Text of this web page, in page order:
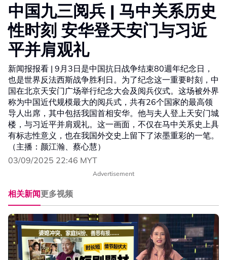
中国九三阅兵 | 马中关系历史
性时刻 安华登天安门与习近
平并肩观礼
新闻报报看 | 9月3日是中国抗日战争结束80週年纪念日，
也是世界反法西斯战争胜利日。为了纪念这一重要时刻，中
国在北京天安门广场举行纪念大会及阅兵仪式。这场被外界
称为中国近代规模最大的阅兵式，共有26个国家的最高领
导人出席，其中包括我国首相安华。他与夫人登上天安门城
楼，与习近平并肩观礼。这一画面，不仅在马中关系史上具
有标志性意义，也在我国外交史上留下了浓墨重彩的一笔。
（主播：颜江瀚、蔡心慧）
03/09/2025 22:46 MYT
Advertisement
相关新闻更多视频